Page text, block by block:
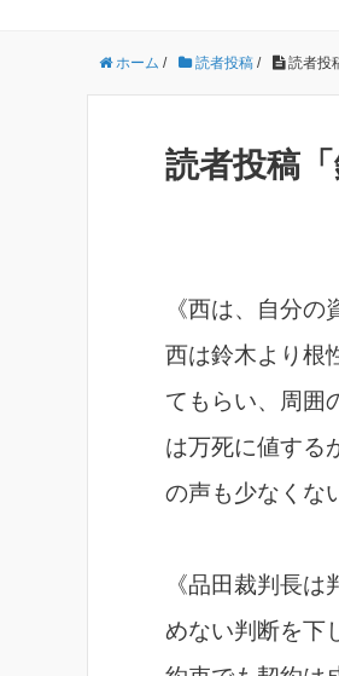
ホーム / 読者投稿 / 読者投
読者投稿
《西は、自分
西は鈴木より根
てもらい、周囲
は万死に値する
の声も少なくな
《品田裁判長
めない判断を下